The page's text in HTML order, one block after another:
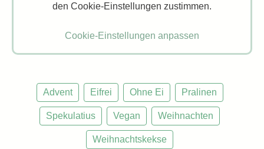
den Cookie-Einstellungen zustimmen.
Cookie-Einstellungen anpassen
Advent Eifrei Ohne Ei Pralinen
Spekulatius Vegan Weihnachten
Weihnachtskekse